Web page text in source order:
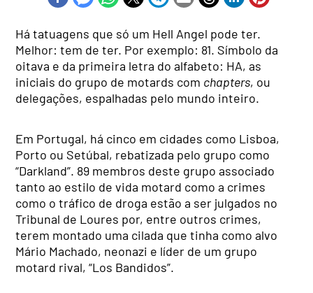
Há tatuagens que só um Hell Angel pode ter.
Melhor: tem de ter. Por exemplo: 81. Símbolo da
oitava e da primeira letra do alfabeto: HA, as
iniciais do grupo de motards com chapters, ou
delegações, espalhadas pelo mundo inteiro.
Em Portugal, há cinco em cidades como Lisboa,
Porto ou Setúbal, rebatizada pelo grupo como
“Darkland”. 89 membros deste grupo associado
tanto ao estilo de vida motard como a crimes
como o tráfico de droga estão a ser julgados no
Tribunal de Loures por, entre outros crimes,
terem montado uma cilada que tinha como alvo
Mário Machado, neonazi e líder de um grupo
motard rival, “Los Bandidos”.